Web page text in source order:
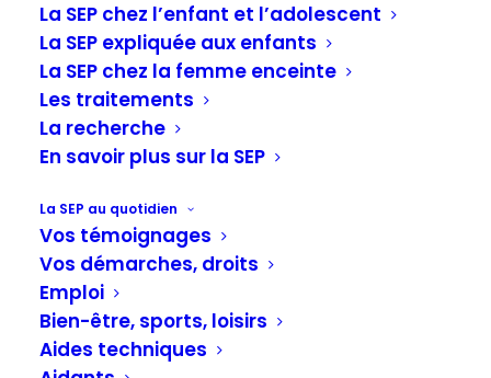
La SEP chez l’enfant et l’adolescent
La SEP expliquée aux enfants
La SEP chez la femme enceinte
Les traitements
La recherche
En savoir plus sur la SEP
La SEP au quotidien
Vos témoignages
Vos démarches, droits
Emploi
Bien-être, sports, loisirs
Aides techniques
Le parcours du patient atteint de
maladie inflammatoire chronique